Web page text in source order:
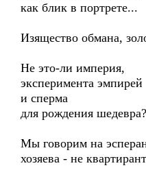
как блик в портрете...
Изящество обмана,
Не это-ли империя,
эксперимента эмпирей
и сперма
для рождения шедевра?
Мы говорим на
хозяева - не